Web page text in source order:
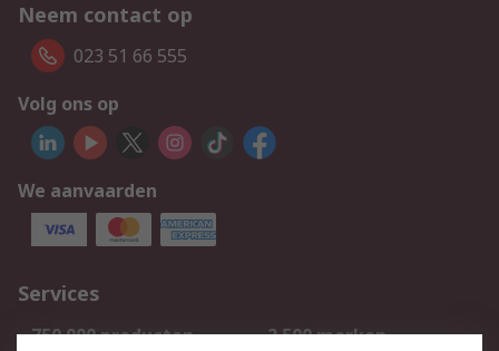
Neem contact op
023 51 66 555
Volg ons op
We aanvaarden
Services
750.000 producten
2.500 merken